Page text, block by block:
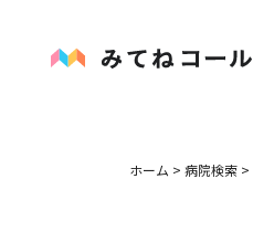
ホーム > 病院検索 >